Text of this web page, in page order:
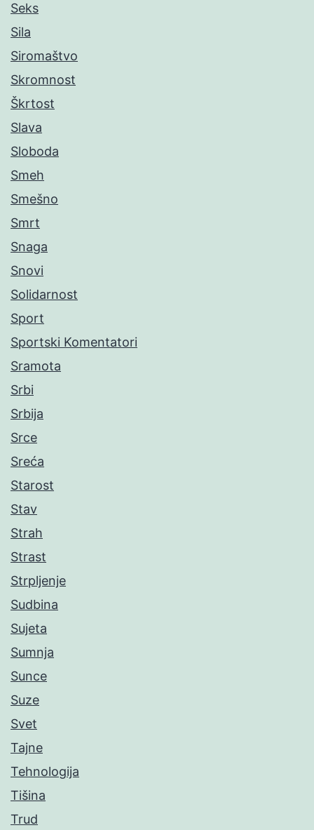
Seks
Sila
Siromaštvo
Skromnost
Škrtost
Slava
Sloboda
Smeh
Smešno
Smrt
Snaga
Snovi
Solidarnost
Sport
Sportski Komentatori
Sramota
Srbi
Srbija
Srce
Sreća
Starost
Stav
Strah
Strast
Strpljenje
Sudbina
Sujeta
Sumnja
Sunce
Suze
Svet
Tajne
Tehnologija
Tišina
Trud